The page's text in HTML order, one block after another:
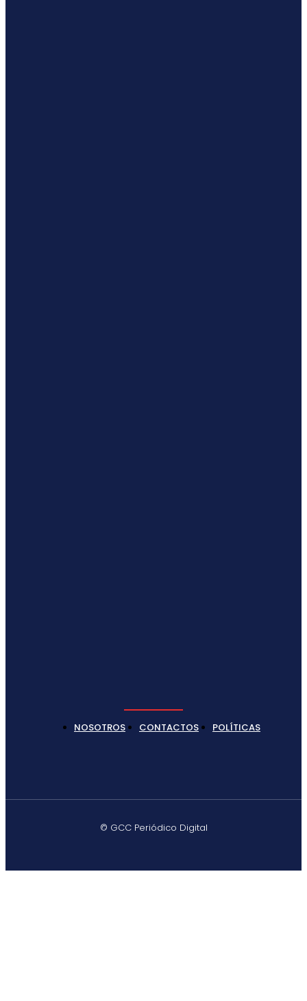
NOSOTROS CONTACTOS POLÍTICAS
© GCC Periódico Digital